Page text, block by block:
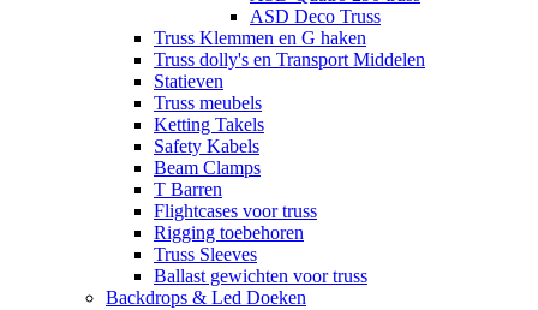
ASD Deco Truss
Truss Klemmen en G haken
Truss dolly's en Transport Middelen
Statieven
Truss meubels
Ketting Takels
Safety Kabels
Beam Clamps
T Barren
Flightcases voor truss
Rigging toebehoren
Truss Sleeves
Ballast gewichten voor truss
Backdrops & Led Doeken